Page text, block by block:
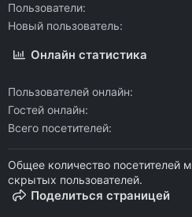
Пользователи
Новый пользователь
Онлайн статистика
Пользователей онлайн
Гостей онлайн
Всего посетителей
Общее количество посетителей
скрытых пользователей.
Поделиться страницей